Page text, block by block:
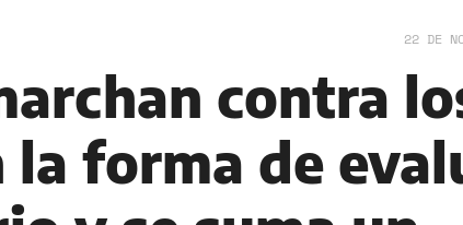
22 DE
contra
la forma de